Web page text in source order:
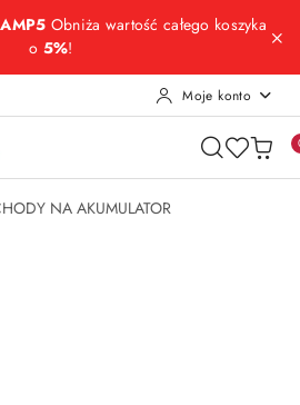
Obniża wartość całego koszyka
o 5%!
Moje konto
NA AKUMULATOR